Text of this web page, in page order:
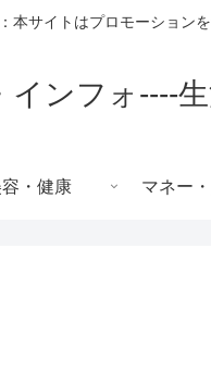
本サイトはプロモーション
ンフォ----生
容・健康 マネー